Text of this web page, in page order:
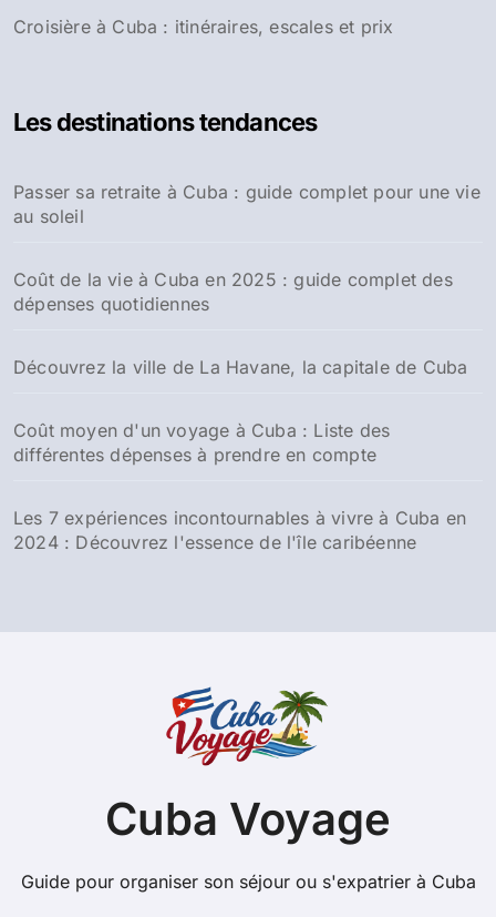
Croisière à Cuba : itinéraires, escales et prix
Les destinations tendances
Passer sa retraite à Cuba : guide complet pour une vie
au soleil
Coût de la vie à Cuba en 2025 : guide complet des
dépenses quotidiennes
Découvrez la ville de La Havane, la capitale de Cuba
Coût moyen d'un voyage à Cuba : Liste des
différentes dépenses à prendre en compte
Les 7 expériences incontournables à vivre à Cuba en
2024 : Découvrez l'essence de l'île caribéenne
Cuba Voyage
Guide pour organiser son séjour ou s'expatrier à Cuba